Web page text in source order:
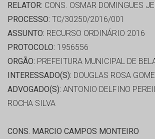
RELATOR: CONS. OSMAR DOMINGUES
PROCESSO: TC/30250/2016/001
ASSUNTO: RECURSO ORDINÁRIO 2016
PROTOCOLO: 1956556
ORGÃO: PREFEITURA MUNICIPAL DE
INTERESSADO(S): DOUGLAS ROSA
ADVOGADO(S): ANTONIO DELFINO
ROCHA SILVA
CONS. MARCIO CAMPOS MONTEIRO